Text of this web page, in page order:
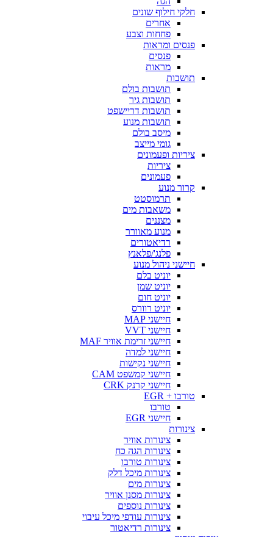
חלקי חילוף שונים
אחרים
פחחות וצבע
פנסים ומראות
פנסים
מראות
תושבות
תושבות בולם
תושבות גיר
תושבות דריישפט
תושבות מנוע
מיסב בולם
גומי מייצב
ציריות ופעמונים
ציריות
פעמונים
קרור מנוע
תרמוסטט
משאבות מים
מצננים
מנוע מאוורר
רדיאטורים
פלנג'/פלאנץ
חיישני ניהול מנוע
יוניט בלם
יוניט שמן
יוניט חום
יוניט רוורס
חיישני MAP
חיישני VVT
חיישני זרימת אוויר MAF
חיישני למדה
חיישני נקישות
חיישני קמשפט CAM
חיישני קרנק CRK
טורבו + EGR
טורבו
חיישני EGR
צינורות
צינורות אוויר
צינורות הגה כח
צינורות טורבו
צינורות מיכל דלק
צינורות מים
צינורות מסנן אוויר
צינורות נוספים
צינורות עודפי מיכל עיבוי
צינורות רדיאטור